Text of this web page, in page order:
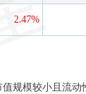
规模较小且流